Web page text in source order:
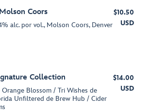
Coors
alc. por vol., Molson Coors, Denver
$10.50
USD
Collection
Blossom / Tri Wishes de
Unfiltered de Brew Hub / Cider
$14.00
USD